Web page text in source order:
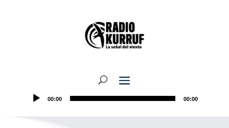
00:00 00:00